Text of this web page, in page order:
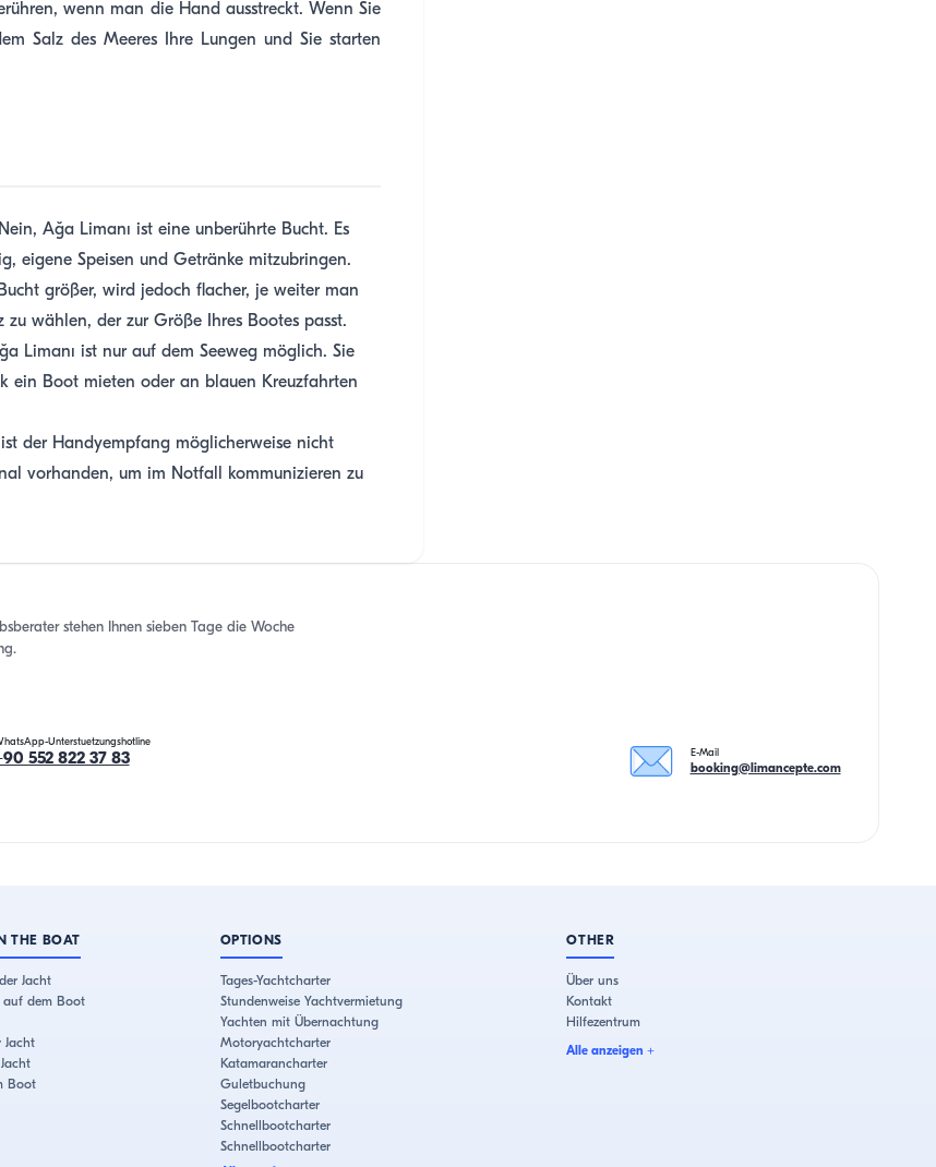
wenn man die Hand ausstreckt. Wenn Sie
Salz des Meeres Ihre Lungen und Sie starten
Ağa Limanı ist eine unberührte Bucht. Es
eigene Speisen und Getränke mitzubringen.
größer, wird jedoch flacher, je weiter man
wählen, der zur Größe Ihres Bootes passt.
Limanı ist nur auf dem Seeweg möglich. Sie
ein Boot mieten oder an blauen Kreuzfahrten
der Handyempfang möglicherweise nicht
vorhanden, um im Notfall kommunizieren zu
stehen Ihnen sieben Tage die Woche
Unterstuetzungshotline
552 822 37 83 E-Mail
booking@limancepte.com
THE BOAT
Jacht
auf dem Boot
Jacht
Boot
OPTIONS
Tages-Yachtcharter
Stundenweise Yachtvermietung
Yachten mit Übernachtung
Motoryachtcharter
Katamarancharter
Guletbuchung
Segelbootcharter
Schnellbootcharter
Schnellbootcharter
OTHER
Über uns
Kontakt
Hilfezentrum
Alle anzeigen +